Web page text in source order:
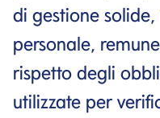
di gestione
personale,
rispetto degli
utilizzate per